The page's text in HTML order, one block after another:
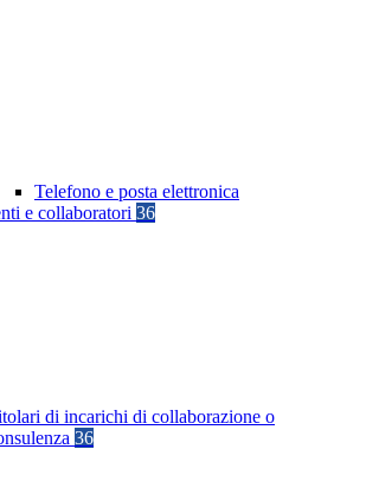
Telefono e posta elettronica
e collaboratori 36
di incarichi di collaborazione o
36